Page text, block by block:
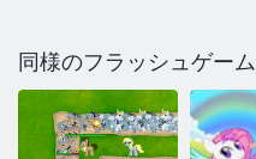
同様のフラッシュゲーム